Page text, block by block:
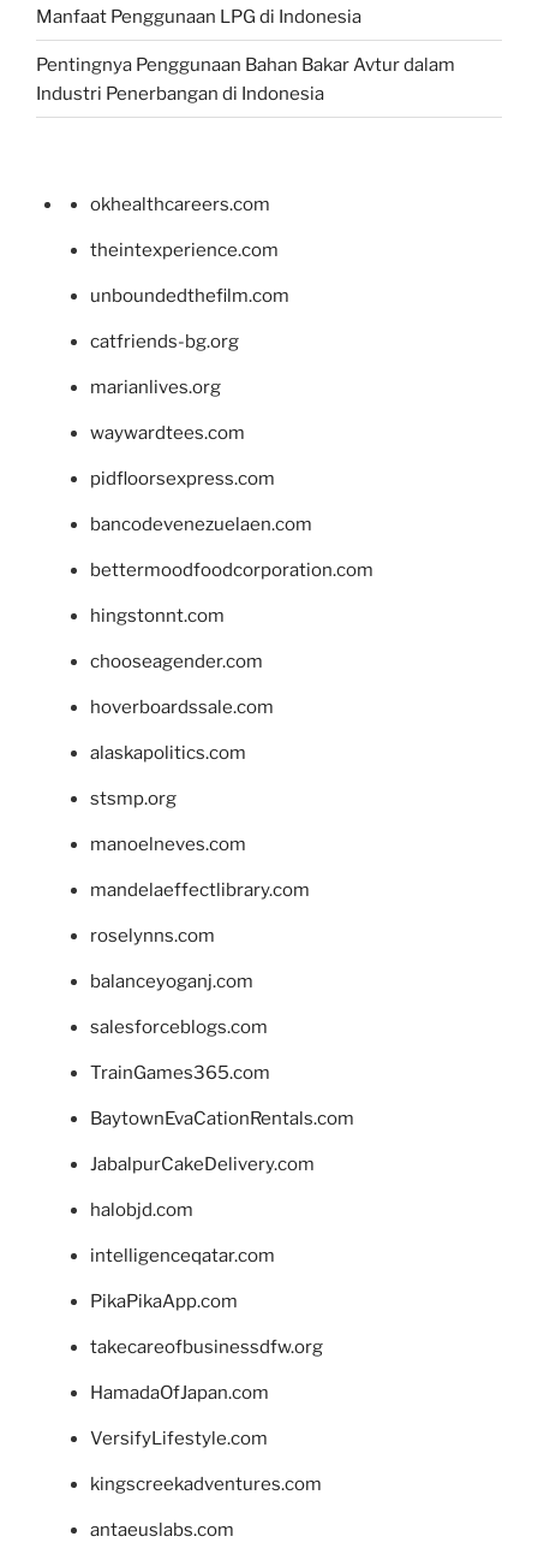
Manfaat Penggunaan LPG di Indonesia
Pentingnya Penggunaan Bahan Bakar Avtur dalam
Industri Penerbangan di Indonesia
okhealthcareers.com
theintexperience.com
unboundedthefilm.com
catfriends-bg.org
marianlives.org
waywardtees.com
pidfloorsexpress.com
bancodevenezuelaen.com
bettermoodfoodcorporation.com
hingstonnt.com
chooseagender.com
hoverboardssale.com
alaskapolitics.com
stsmp.org
manoelneves.com
mandelaeffectlibrary.com
roselynns.com
balanceyoganj.com
salesforceblogs.com
TrainGames365.com
BaytownEvaCationRentals.com
JabalpurCakeDelivery.com
halobjd.com
intelligenceqatar.com
PikaPikaApp.com
takecareofbusinessdfw.org
HamadaOfJapan.com
VersifyLifestyle.com
kingscreekadventures.com
antaeuslabs.com